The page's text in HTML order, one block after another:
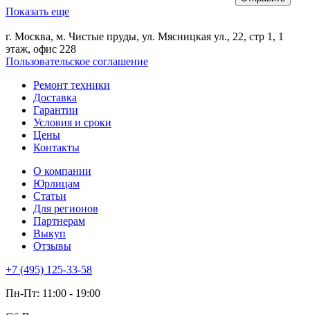
Показать еще
г. Москва, м. Чистые пруды, ул. Мясницкая ул., 22, стр 1, 1
этаж, офис 228
Пользовательское соглашение
Ремонт техники
Доставка
Гарантии
Условия и сроки
Цены
Контакты
О компании
Юрлицам
Статьи
Для регионов
Партнерам
Выкуп
Отзывы
+7 (495) 125-33-58
Пн-Пт: 11:00 - 19:00